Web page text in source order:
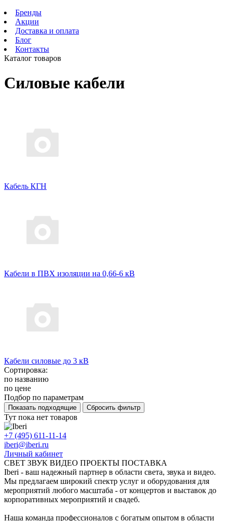
Бренды
Акции
Доставка и оплата
Блог
Контакты
Каталог товаров
Силовые кабели
Кабель КГН
Кабели в ПВХ изоляции на 0,66-6 кВ
Кабели силовые до 3 кВ
Сортировка:
по названию
по цене
Подбор по параметрам
Тут пока нет товаров
+7 (495) 611-11-14
iberi@iberi.ru
Личный кабинет
СВЕТ ЗВУК ВИДЕО ПРОЕКТЫ ПОСТАВКА
Iberi - ваш надежный партнер в области света, звука и видео.
Мы предлагаем широкий спектр услуг и оборудования для
мероприятий любого масштаба - от концертов и выставок до
корпоративных мероприятий и свадеб.
Наша команда профессионалов с богатым опытом в области